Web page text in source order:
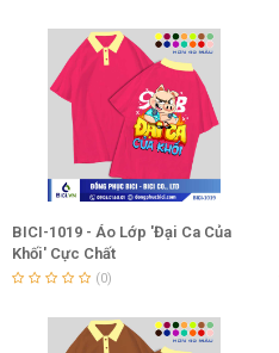
BICI-1019 - Áo Lớp 'Đại Ca Của
Khối' Cực Chất
(0)